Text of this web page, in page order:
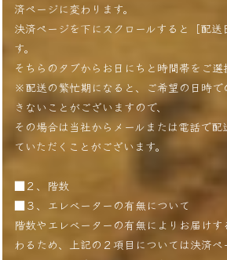
済ページに変わります。
決済ページを下にスクロールすると［配送
す。
そちらのタブからお日にちと時間帯をご選
※配送の繁忙期になると、ご希望の日時
きないことがございますので、
その場合は当社からメールまたは電話で
ていただくことがございます。
■２、階数
■３、エレベーターの有無について
階数やエレベーターの有無によりお届け
わるため、上記の２項目については決済